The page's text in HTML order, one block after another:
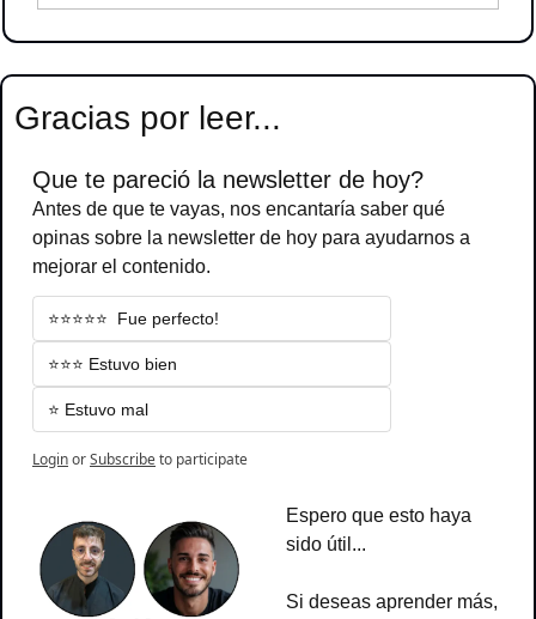
Gracias por leer...
Que te pareció la newsletter de hoy?
Antes de que te vayas, nos encantaría saber qué
opinas sobre la newsletter de hoy para ayudarnos a
mejorar el contenido.
⭐️⭐️⭐️⭐️⭐️  Fue perfecto!
⭐️⭐️⭐️ Estuvo bien
⭐️ Estuvo mal
LoginorSubscribeto participate
Espero que esto haya
sido útil...
Si deseas aprender más,